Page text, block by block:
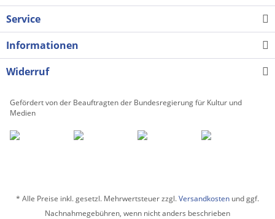
Service
Informationen
Widerruf
Gefördert von der Beauftragten der Bundesregierung für Kultur und
Medien
* Alle Preise inkl. gesetzl. Mehrwertsteuer zzgl.Versandkosten und ggf.
Nachnahmegebühren, wenn nicht anders beschrieben